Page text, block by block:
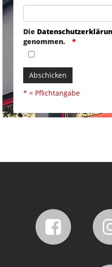
Die
genommen.
Abschicken
* = Pflichtangabe